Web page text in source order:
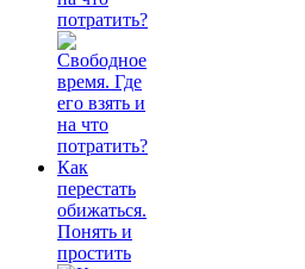
потратить?
Как
перестать
обижаться.
Понять и
простить